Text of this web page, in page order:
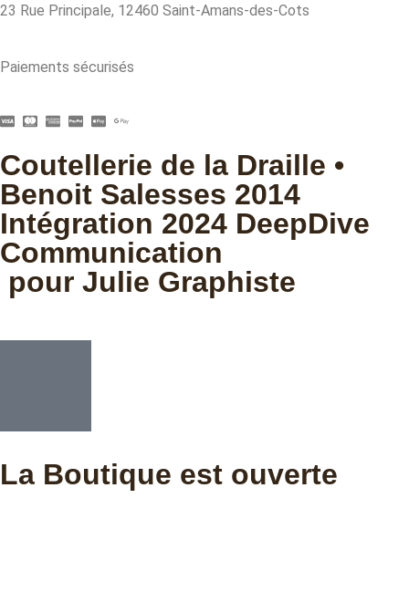
23 Rue Principale, 12460 Saint-Amans-des-Cots
Paiements sécurisés
Coutellerie de la Draille •
Benoit Salesses 2014
Intégration 2024 DeepDive
Communication
pour Julie Graphiste
La Boutique est ouverte